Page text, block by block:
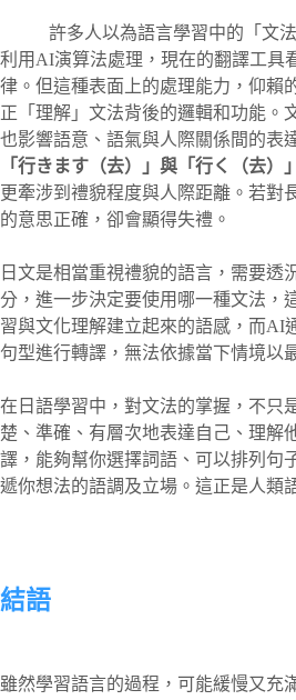
許多人以為語言學習中的「文法
利用AI演算法處理，現在的翻譯工具
律。但這種表面上的處理能力，仰賴
正「理解」文法背後的邏輯和功能。
也影響語意、語氣與人際關係間的表
「行きます（去）」與「行く（去）」
更牽涉到禮貌程度與人際距離。若對
的意思正確，卻會顯得失禮。
日文是相當重視禮貌的語言，需要透
分，進一步決定要使用哪一種文法，
習與文化理解建立起來的語感，而AI
句型進行轉譯，無法依據當下情境以
在日語學習中，對文法的掌握，不只
楚、準確、有層次地表達自己、理解
譯，能夠幫你選擇詞語、可以排列句
遞你想法的語調及立場。這正是人類
結語
雖然學習語言的過程，可能緩慢又充